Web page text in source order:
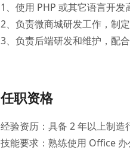
1、使用 PHP 或其它语言开
2、负责微商城研发工作，制
3、负责后端研发和维护，配
任职资格
经验资历：具备 2 年以上制造
技能要求：熟练使用 Office